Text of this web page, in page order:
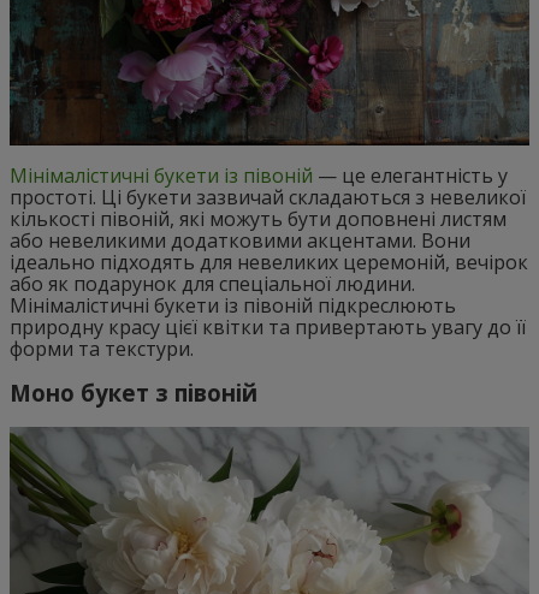
Мінімалістичні букети із півоній — це елегантність у
простоті. Ці букети зазвичай складаються з невеликої
кількості півоній, які можуть бути доповнені листям
або невеликими додатковими акцентами. Вони
ідеально підходять для невеликих церемоній, вечірок
або як подарунок для спеціальної людини.
Мінімалістичні букети із півоній підкреслюють
природну красу цієї квітки та привертають увагу до її
форми та текстури.
Моно букет з півоній